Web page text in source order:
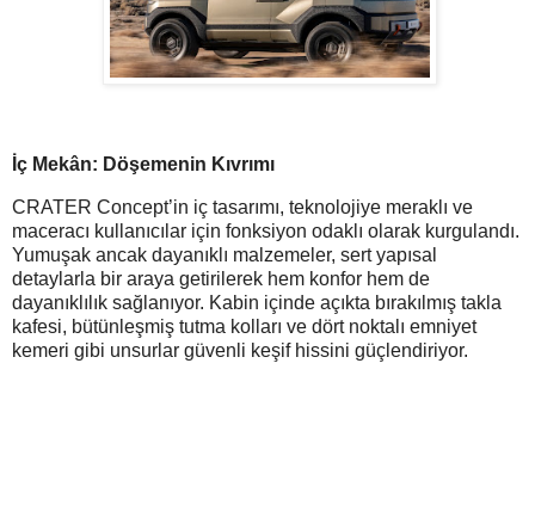
İç Mekân: Döşemenin Kıvrımı
CRATER Concept’in iç tasarımı, teknolojiye meraklı ve
maceracı kullanıcılar için fonksiyon odaklı olarak kurgulandı.
Yumuşak ancak dayanıklı malzemeler, sert yapısal
detaylarla bir araya getirilerek hem konfor hem de
dayanıklılık sağlanıyor. Kabin içinde açıkta bırakılmış takla
kafesi, bütünleşmiş tutma kolları ve dört noktalı emniyet
kemeri gibi unsurlar güvenli keşif hissini güçlendiriyor.